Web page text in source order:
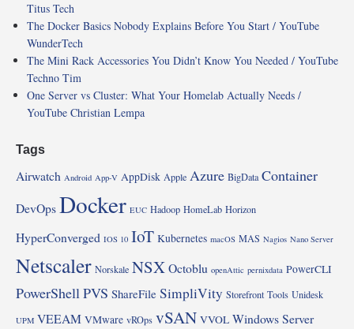
Titus Tech
The Docker Basics Nobody Explains Before You Start / YouTube
WunderTech
The Mini Rack Accessories You Didn’t Know You Needed / YouTube
Techno Tim
One Server vs Cluster: What Your Homelab Actually Needs /
YouTube Christian Lempa
Tags
Airwatch Android App-V AppDisk Apple Azure BigData Container
DevOpsDocker EUC Hadoop HomeLab Horizon
HyperConverged IOS 10 IoT Kubernetes macOS MAS Nagios Nano Server
Netscaler Norskale NSXOctoblu openAttic pernixdata PowerCLI
PowerShell PVS ShareFile SimpliVity Storefront Tools Unidesk
UPM VEEAM VMware vROps vSAN VVOL Windows Server